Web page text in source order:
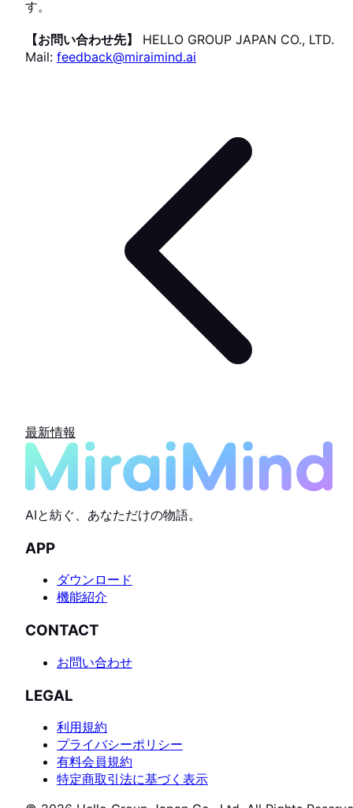
す。
【お問い合わせ先】
HELLO GROUP JAPAN CO., LTD.
Mail: feedback@miraimind.ai
最新情報
AIと紡ぐ、あなただけの物語。
APP
ダウンロード
機能紹介
CONTACT
お問い合わせ
LEGAL
利用規約
プライバシーポリシー
有料会員規約
特定商取引法に基づく表示